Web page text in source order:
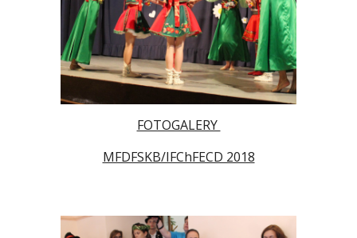
FOTOGALERY
MFDFSKB/IFChFECD 2018